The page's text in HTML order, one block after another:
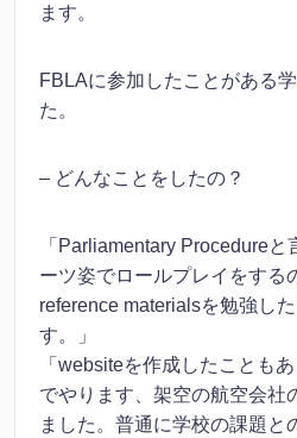
ます。
FBLAに参加したことがある
た。
– どんなことをしたの？
「Parliamentary Procedure
ーツ姿でロールプレイをする
reference materialsを勉強し
す。」
「websiteを作成したことも
でやります、架空の航空会社
ました。普通に学校の課題と